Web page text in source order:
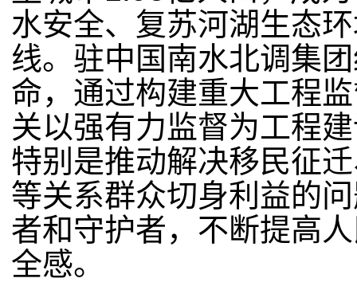
水安全、复苏河湖生态
线。驻中国南水北调集
命，通过构建重大工程
关以强有力监督为工程
特别是推动解决移民征
等关系群众切身利益的
者和守护者，不断提高
全感。